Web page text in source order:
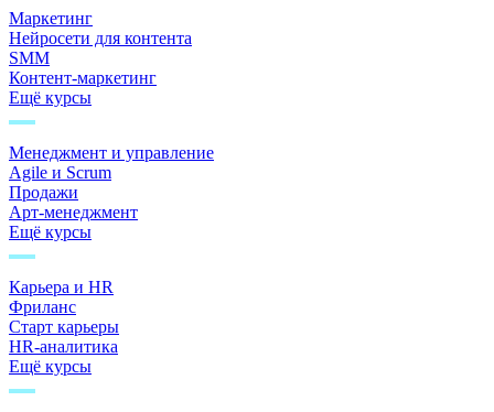
Маркетинг
Нейросети для контента
SMM
Контент-маркетинг
Ещё курсы
Менеджмент и управление
Agile и Scrum
Продажи
Арт-менеджмент
Ещё курсы
Карьера и HR
Фриланс
Старт карьеры
HR-аналитика
Ещё курсы